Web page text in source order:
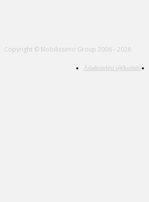
Copyright © Mobilissimo Group 2006 - 2026
Adatkezelési tájékoztató